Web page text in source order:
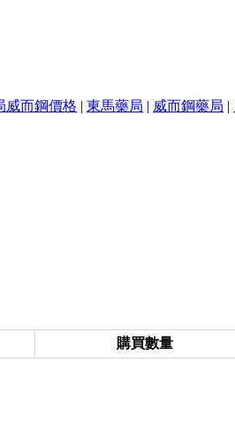
威而鋼價格 | 東馬藥局 | 威而鋼藥局 |
購買數量